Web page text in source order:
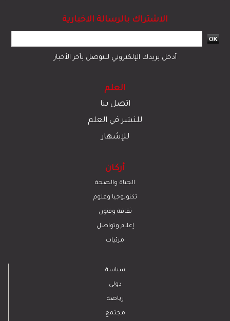
الاشتراك بالرسالة الاخبارية
أدخل بريدك الإلكتروني للتوصل بآخر الأخبار
العلم
اتصل بنا
للنشر في العلم
للإشهار
أركان
الحياة والصحة
تكنولوجيا وعلوم
ﺛﻘﺎﻓﺔ وﻓﻧون
إعلام وتواصل
مرئيات
سياسة
دولي
رياضة
مجتمع